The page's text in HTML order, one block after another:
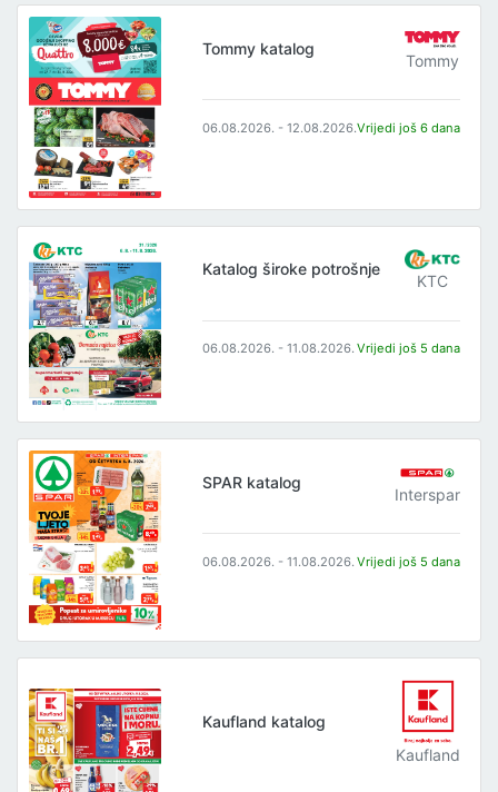
Tommy katalog
Tommy
06.08.2026. - 12.08.2026.Vrijedi još 6 dana
Katalog široke potrošnje
KTC
06.08.2026. - 11.08.2026. Vrijedi još 5 dana
SPAR katalog
Interspar
06.08.2026. - 11.08.2026. Vrijedi još 5 dana
Kaufland katalog
Kaufland